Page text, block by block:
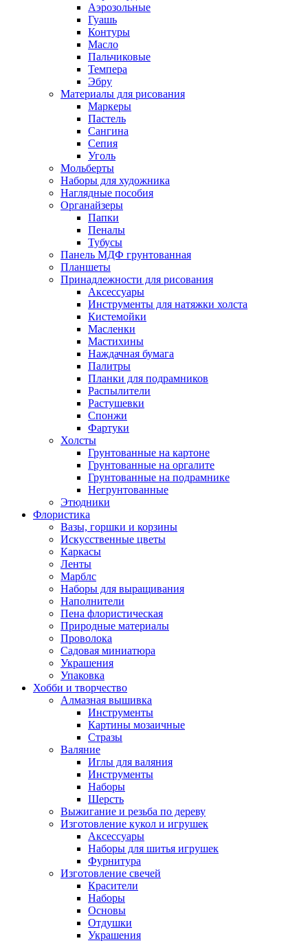
Аэрозольные
Гуашь
Контуры
Масло
Пальчиковые
Темпера
Эбру
Материалы для рисования
Маркеры
Пастель
Сангина
Сепия
Уголь
Мольберты
Наборы для художника
Наглядные пособия
Органайзеры
Папки
Пеналы
Тубусы
Панель МДФ грунтованная
Планшеты
Принадлежности для рисования
Аксессуары
Инструменты для натяжки холста
Кистемойки
Масленки
Мастихины
Наждачная бумага
Палитры
Планки для подрамников
Распылители
Растушевки
Спонжи
Фартуки
Холсты
Грунтованные на картоне
Грунтованные на оргалите
Грунтованные на подрамнике
Негрунтованные
Этюдники
Флористика
Вазы, горшки и корзины
Искусственные цветы
Каркасы
Ленты
Марблс
Наборы для выращивания
Наполнители
Пена флористическая
Природные материалы
Проволока
Садовая миниатюра
Украшения
Упаковка
Хобби и творчество
Алмазная вышивка
Инструменты
Картины мозаичные
Стразы
Валяние
Иглы для валяния
Инструменты
Наборы
Шерсть
Выжигание и резьба по дереву
Изготовление кукол и игрушек
Аксессуары
Наборы для шитья игрушек
Фурнитура
Изготовление свечей
Красители
Наборы
Основы
Отдушки
Украшения